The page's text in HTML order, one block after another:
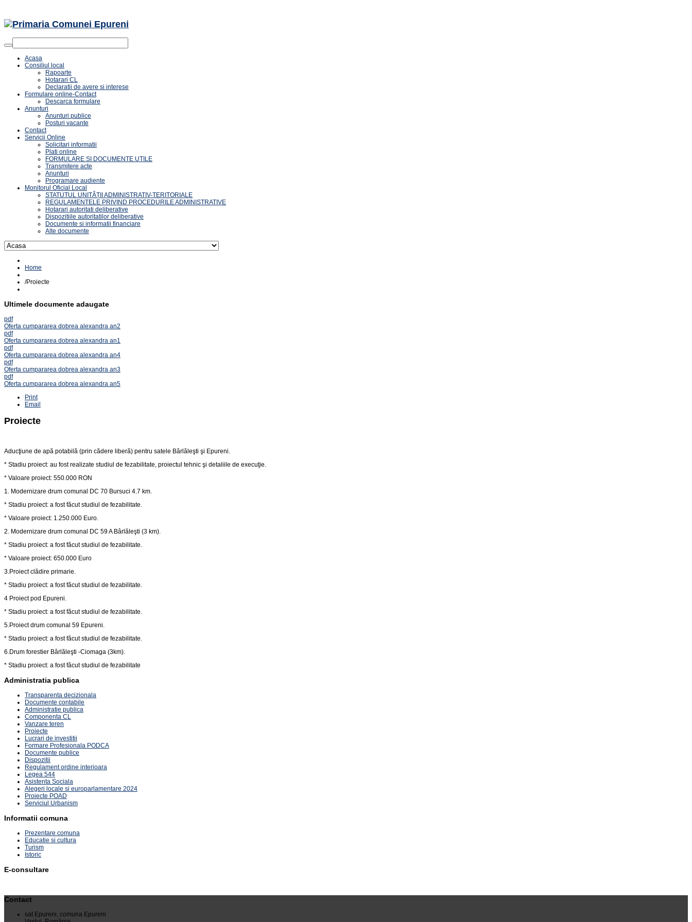
Acasa
Consiliul local
Rapoarte
Hotarari CL
Declaratii de avere si interese
Formulare online-Contact
Descarca formulare
Anunturi
Anunturi publice
Posturi vacante
Contact
Servicii Online
Solicitari informatii
Plati online
FORMULARE SI DOCUMENTE UTILE
Transmitere acte
Anunturi
Programare audiente
Monitorul Oficial Local
STATUTUL UNITĂȚII ADMINISTRATIV-TERITORIALE
REGULAMENTELE PRIVIND PROCEDURILE ADMINISTRATIVE
Hotarari autoritati deliberative
Dispozitiile autoritatilor deliberative
Documente si informatii financiare
Alte documente
Home
/Proiecte
Ultimele documente adaugate
pdf
Oferta cumpararea dobrea alexandra an2
pdf
Oferta cumpararea dobrea alexandra an1
pdf
Oferta cumpararea dobrea alexandra an4
pdf
Oferta cumpararea dobrea alexandra an3
pdf
Oferta cumpararea dobrea alexandra an5
Print
Email
Proiecte
Aducţiune de apă potabilă (prin cădere liberă) pentru satele Bârlăleşti şi Epureni.
* Stadiu proiect: au fost realizate studiul de fezabilitate, proiectul tehnic şi detaliile de execuţie.
* Valoare proiect: 550.000 RON
1. Modernizare drum comunal DC 70 Bursuci 4.7 km.
* Stadiu proiect: a fost făcut studiul de fezabilitate.
* Valoare proiect: 1.250.000 Euro.
2. Modernizare drum comunal DC 59 A Bârlăleşti (3 km).
* Stadiu proiect: a fost făcut studiul de fezabilitate.
* Valoare proiect: 650.000 Euro
3.Proiect clădire primarie.
* Stadiu proiect: a fost făcut studiul de fezabilitate.
4 Proiect pod Epureni.
* Stadiu proiect: a fost făcut studiul de fezabilitate.
5.Proiect drum comunal 59 Epureni.
* Stadiu proiect: a fost făcut studiul de fezabilitate.
6.Drum forestier Bârlăleşti -Ciomaga (3km).
* Stadiu proiect: a fost făcut studiul de fezabilitate
Administratia publica
Transparenta decizionala
Documente contabile
Administratie publica
Componenta CL
Vanzare teren
Proiecte
Lucrari de investitii
Formare Profesionala PODCA
Documente publice
Dispozitii
Regulament ordine interioara
Legea 544
Asistenta Sociala
Alegeri locale si europarlamentare 2024
Proiecte POAD
Serviciul Urbanism
Informatii comuna
Prezentare comuna
Educatie si cultura
Turism
Istoric
E-consultare
Contact
sat Epureni, comuna Epureni